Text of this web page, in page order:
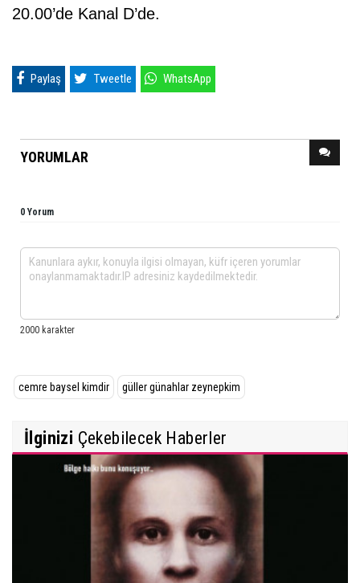
20.00’de Kanal D’de.
Paylaş Tweetle WhatsApp
YORUMLAR
0 Yorum
cemre baysel kimdir güller günahlar zeynepkim
İlginizi Çekebilecek Haberler